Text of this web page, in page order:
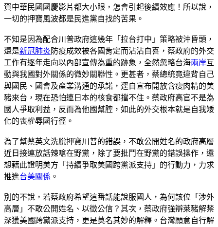
賀中華民國國慶影片都大小眼，怎會引起後續效應！所以說，
一切的押寶風波都是民進黨自找的苦果。
不知是因為配合川普政府這幾年「拉台打中」策略被沖昏頭，
還是新冠肺炎 防疫成效被各國肯定而沾沾自喜，蔡政府的外交
工作有逐年走向以內部宣傳為重的跡象，全然忽略台海兩岸互
動與我國對外關係的微妙關聯性。更甚者，蔡總統竟違背自己
與國民、國會及產業溝通的承諾，逕自宣布開放含瘦肉精的美
豬來台，現在恐怕連日本的核食都擋不住。蔡政府高官不是為
國人爭取利益，反而為他國幫腔，如此的外交根本就是自我矮
化的喪權辱國行徑。
為了幫蔡英文洗脫押寶川普的錯誤，不敢公開姓名的政府高層
近日接連放話辣嗆在野黨，除了要批鬥在野黨的錯誤操作，還
想藉此證明美方「持續爭取美國跨黨派支持」的行動力，力求
推進台美關係 。
別的不說，若蔡政府希望這番話能說服國人，為何該位「涉外
高層」不敢公開姓名、以徵公信？其次，蔡政府強辯萊豬解禁
深獲美國跨黨派支持，更是莫名其妙的解釋。台灣願意自行解